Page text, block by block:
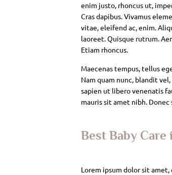
enim justo, rhoncus ut,
Cras dapibus. Vivamus
vitae, eleifend ac, enim.
laoreet. Quisque rutrum.
Etiam rhoncus.
Maecenas tempus, tellus
Nam quam nunc, blandit
sapien ut libero venenatis
mauris sit amet nibh. Donec
Best Baby Care
Lorem ipsum dolor sit